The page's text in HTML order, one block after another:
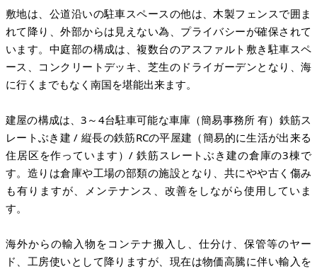
敷地は、公道沿いの駐車スペースの他は、木製フェンスで囲ま
れて降り、外部からは見えない為、プライバシーが確保されて
います。中庭部の構成は、複数台のアスファルト敷き駐車スペ
ース、コンクリートデッキ、芝生のドライガーデンとなり、海
に行くまでもなく南国を堪能出来ます。
建屋の構成は、3～4台駐車可能な車庫（簡易事務所 有）鉄筋ス
レートぶき建 / 縦長の鉄筋RCの平屋建（簡易的に生活が出来る
住居区を作っています）/ 鉄筋スレートぶき建の倉庫の3棟で
す。造りは倉庫や工場の部類の施設となり、共にやや古く傷み
も有りますが、メンテナンス、改善をしながら使用していま
す。
海外からの輸入物をコンテナ搬入し、仕分け、保管等のヤー
ド、工房使いとして降りますが、現在は物価高騰に伴い輸入を